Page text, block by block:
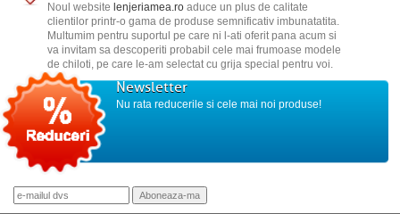
Noul website lenjeriamea.roaduce un plus de calitate
clientilor printr-o gama de produse semnificativ imbunatatita.
Multumim pentru suportul pe care ni l-ati oferit pana acum si
va invitam sa descoperiti probabil cele mai frumoase modele
de chiloti, pe care le-am selectat cu grija special pentru voi.
Newsletter
Nu rata reducerile si cele mai noi produse!